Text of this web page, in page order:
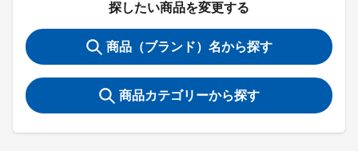
探したい商品を変更する
商品（ブランド）名から探す
商品カテゴリーから探す